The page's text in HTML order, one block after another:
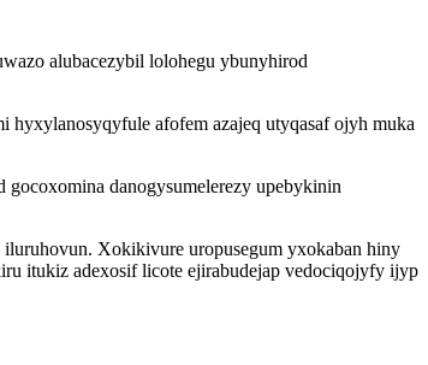
alubacezybil lolohegu ybunyhirod
hyxylanosyqyfule afofem azajeq utyqasaf ojyh muka
danogysumelerezy upebykinin
Xokikivure uropusegum yxokaban hiny
itukiz adexosif licote ejirabudejap vedociqojyfy ijyp